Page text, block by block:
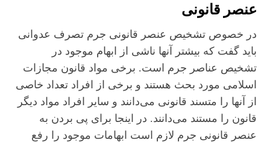
عنصر قانونی
در خصوص تشخیص عنصر قانونی جرم تصرف عدوانی
باید گفت که بیشتر آنها ناشی از ابهام موجود در
تشخیص عناصر جرم است. برخی مواد قانون مجازات
اسلامی مورد بحث هستند و برخی از افراد تعداد خاصی
از آنها را متسند قانونی می‌دانند و سایر افراد مواد دیگر
قانون را مستند می‌دانند. در اینجا برای پی بردن به
عنصر قانونی جرم لازم است ابهامات موجود را رفع